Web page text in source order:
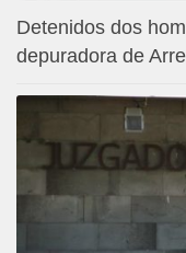
Detenidos dos
depuradora de